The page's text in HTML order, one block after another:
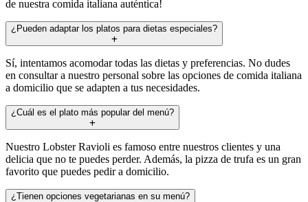
de nuestra comida italiana auténtica!
¿Pueden adaptar los platos para dietas especiales?
Sí, intentamos acomodar todas las dietas y preferencias. No dudes
en consultar a nuestro personal sobre las opciones de comida italiana
a domicilio que se adapten a tus necesidades.
¿Cuál es el plato más popular del menú?
Nuestro Lobster Ravioli es famoso entre nuestros clientes y una
delicia que no te puedes perder. Además, la pizza de trufa es un gran
favorito que puedes pedir a domicilio.
¿Tienen opciones vegetarianas en su menú?